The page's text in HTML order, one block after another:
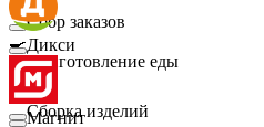
Сбор заказов
🍳
Приготовление еды
🛠️
Сборка изделий
Дикси
Магнит